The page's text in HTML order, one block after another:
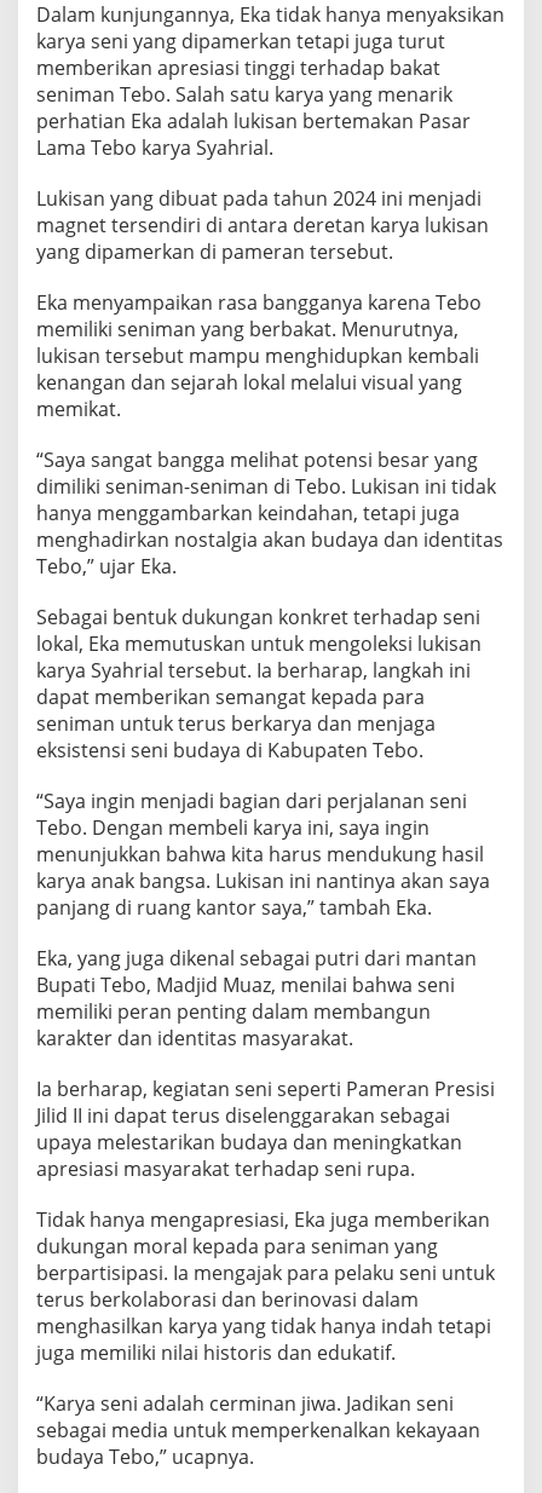
Dalam kunjungannya, Eka tidak hanya menyaksikan
karya seni yang dipamerkan tetapi juga turut
memberikan apresiasi tinggi terhadap bakat
seniman Tebo. Salah satu karya yang menarik
perhatian Eka adalah lukisan bertemakan Pasar
Lama Tebo karya Syahrial.
Lukisan yang dibuat pada tahun 2024 ini menjadi
magnet tersendiri di antara deretan karya lukisan
yang dipamerkan di pameran tersebut.
Eka menyampaikan rasa bangganya karena Tebo
memiliki seniman yang berbakat. Menurutnya,
lukisan tersebut mampu menghidupkan kembali
kenangan dan sejarah lokal melalui visual yang
memikat.
“Saya sangat bangga melihat potensi besar yang
dimiliki seniman-seniman di Tebo. Lukisan ini tidak
hanya menggambarkan keindahan, tetapi juga
menghadirkan nostalgia akan budaya dan identitas
Tebo,” ujar Eka.
Sebagai bentuk dukungan konkret terhadap seni
lokal, Eka memutuskan untuk mengoleksi lukisan
karya Syahrial tersebut. Ia berharap, langkah ini
dapat memberikan semangat kepada para
seniman untuk terus berkarya dan menjaga
eksistensi seni budaya di Kabupaten Tebo.
“Saya ingin menjadi bagian dari perjalanan seni
Tebo. Dengan membeli karya ini, saya ingin
menunjukkan bahwa kita harus mendukung hasil
karya anak bangsa. Lukisan ini nantinya akan saya
panjang di ruang kantor saya,” tambah Eka.
Eka, yang juga dikenal sebagai putri dari mantan
Bupati Tebo, Madjid Muaz, menilai bahwa seni
memiliki peran penting dalam membangun
karakter dan identitas masyarakat.
Ia berharap, kegiatan seni seperti Pameran Presisi
Jilid II ini dapat terus diselenggarakan sebagai
upaya melestarikan budaya dan meningkatkan
apresiasi masyarakat terhadap seni rupa.
Tidak hanya mengapresiasi, Eka juga memberikan
dukungan moral kepada para seniman yang
berpartisipasi. Ia mengajak para pelaku seni untuk
terus berkolaborasi dan berinovasi dalam
menghasilkan karya yang tidak hanya indah tetapi
juga memiliki nilai historis dan edukatif.
“Karya seni adalah cerminan jiwa. Jadikan seni
sebagai media untuk memperkenalkan kekayaan
budaya Tebo,” ucapnya.